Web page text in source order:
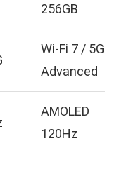
256GB
Wi-Fi 7 / 5G
Advanced
AMOLED
120Hz